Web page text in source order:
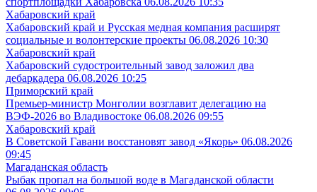
Хабаровский край
Хабаровский край и Русская медная компания расширят
социальные и волонтерские проекты 06.08.2026 10:30
Хабаровский край
Хабаровский судостроительный завод заложил два
дебаркадера 06.08.2026 10:25
Приморский край
Премьер-министр Монголии возглавит делегацию на
ВЭФ‑2026 во Владивостоке 06.08.2026 09:55
Хабаровский край
В Советской Гавани восстановят завод «Якорь» 06.08.2026
09:45
Магаданская область
Рыбак пропал на большой воде в Магаданской области